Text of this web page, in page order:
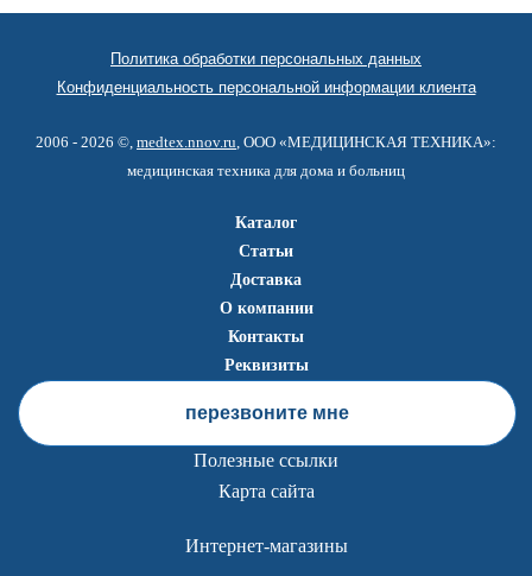
Политика обработки персональных данных
Конфиденциальность персональной информации клиента
2006 - 2026 ©, medtex.nnov.ru , ООО «МЕДИЦИНСКАЯ ТЕХНИКА»:
медицинская техника для дома и больниц
Каталог
Статьи
Доставка
О компании
Контакты
Реквизиты
перезвоните мне
Полезные ссылки
Карта сайта
Интернет-магазины